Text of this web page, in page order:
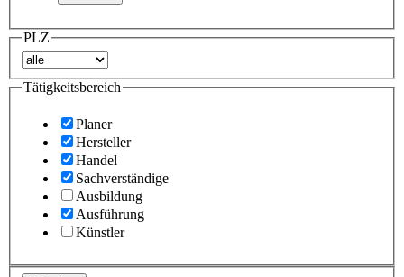
PLZ
Tätigkeitsbereich
Planer
Hersteller
Handel
Sachverständige
Ausbildung
Ausführung
Künstler